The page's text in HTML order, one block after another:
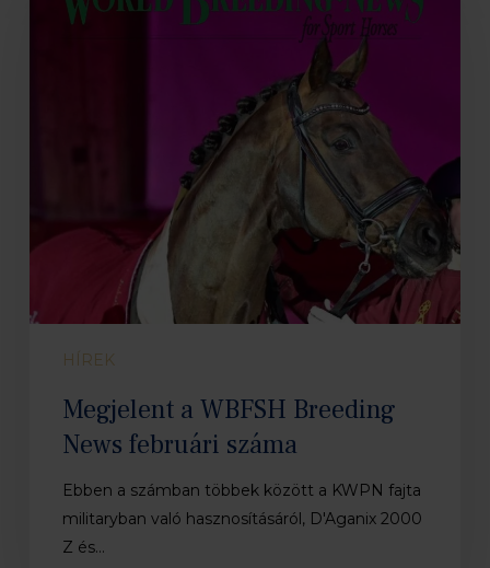
WBFSH
HÍREK
Megjelent a WBFSH Breeding
News februári száma
Ebben a számban többek között a KWPN fajta
militaryban való hasznosításáról, D'Aganix 2000
Z és…